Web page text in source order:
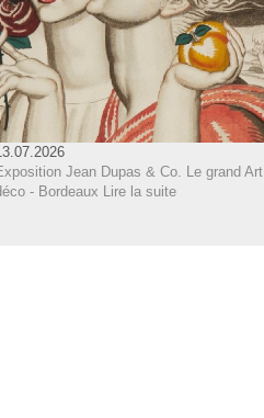
Jean Dupas & Co. Le grand Art
- Bordeaux Lire la suite